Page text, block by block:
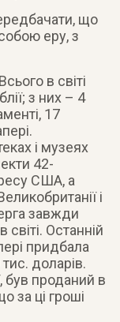
що
еру, з
в світі
з них – 4
17
і музеях
42-
США, а
і
завжди
Останній
придбала
доларів.
був проданий в
за ці гроші